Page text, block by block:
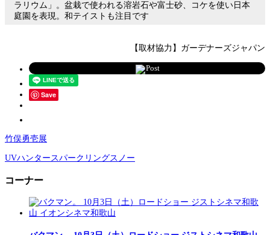
ラリウム」。盆栽で使われる溶岩石や富士砂、コケを使い日本
庭園を表現。和テイストも注目です
【取材協力】ガーデナーズジャパン
Post
Save
竹俣勇壱展
UVハンタースパークリングスノー
コーナー